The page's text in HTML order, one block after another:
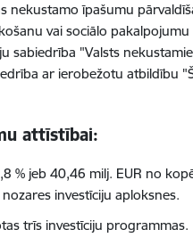
nekustamo īpašumu
vai sociālo pakalpojumu
sabiedrība "Valsts
ar ierobežotu atbildību
attīstībai:
% jeb 40,46 milj. EUR no
investīciju aploksnes.
trīs investīciju programmas.